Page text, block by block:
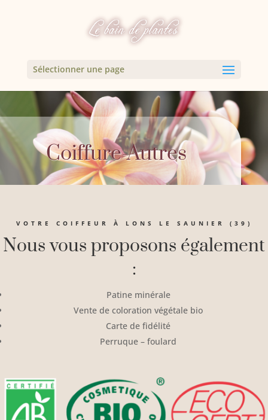
Sélectionner une page
Coiffure-Autres
VOTRE COIFFEUR À LONS LE SAUNIER (39)
Nous vous proposons également
:
Patine minérale
Vente de coloration végétale bio
Carte de fidélité
Perruque – foulard